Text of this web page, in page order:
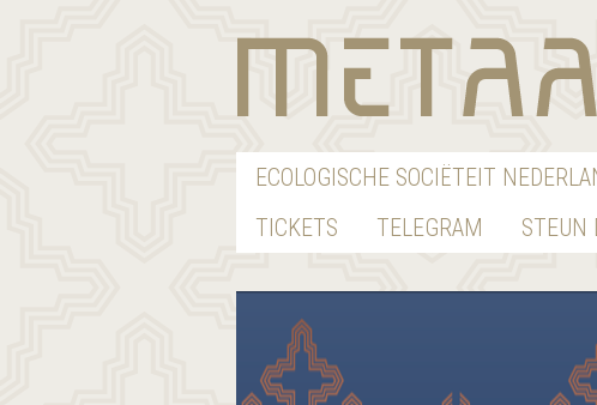
ECOLOGISCHE SOCIËTEIT
TICKETS
TELEGRAM STEUN